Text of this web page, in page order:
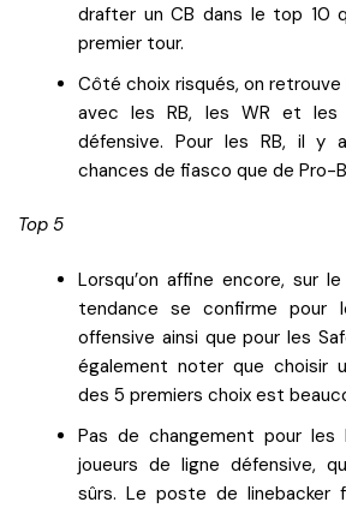
drafter un CB dans le top 10
premier tour.
Côté choix risqués, on
avec les RB, les WR et les
défensive. Pour les RB, il y
chances de fiasco que de Pro-
Top 5
Lorsqu’on affine encore, sur
tendance se confirme pour
offensive ainsi que pour les
également noter que choisir
des 5 premiers choix est
Pas de changement pour les
joueurs de ligne défensive,
sûrs. Le poste de linebacker